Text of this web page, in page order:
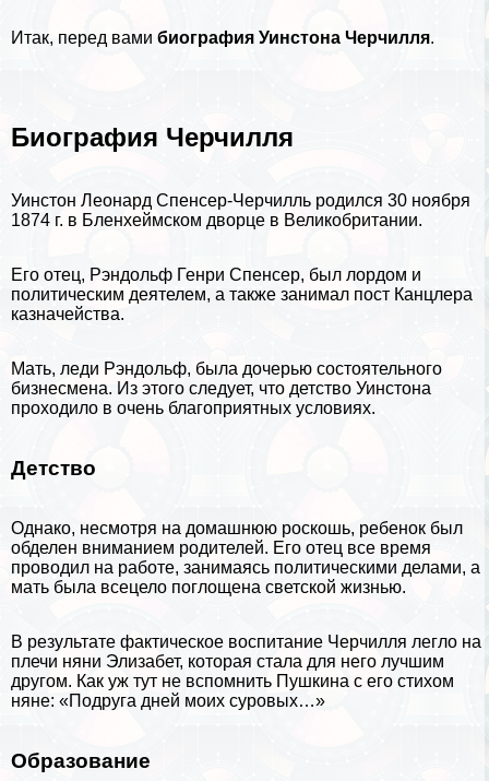
Итак, перед вами биография Уинстона Черчилля.
Биография Черчилля
Уинстон Леонард Спенсер-Черчилль родился 30 ноября
1874 г. в Бленхеймском дворце в Великобритании.
Его отец, Рэндольф Генри Спенсер, был лордом и
политическим деятелем, а также занимал пост Канцлера
казначейства.
Мать, леди Рэндольф, была дочерью состоятельного
бизнесмена. Из этого следует, что детство Уинстона
проходило в очень благоприятных условиях.
Детство
Однако, несмотря на домашнюю роскошь, ребенок был
обделен вниманием родителей. Его отец все время
проводил на работе, занимаясь политическими делами, а
мать была всецело поглощена светской жизнью.
В результате фактическое воспитание Черчилля легло на
плечи няни Элизабет, которая стала для него лучшим
другом. Как уж тут не вспомнить Пушкина с его стихом
няне: «Подруга дней моих суровых…»
Образование